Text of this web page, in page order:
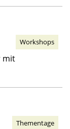
mit
Workshops
Thementage